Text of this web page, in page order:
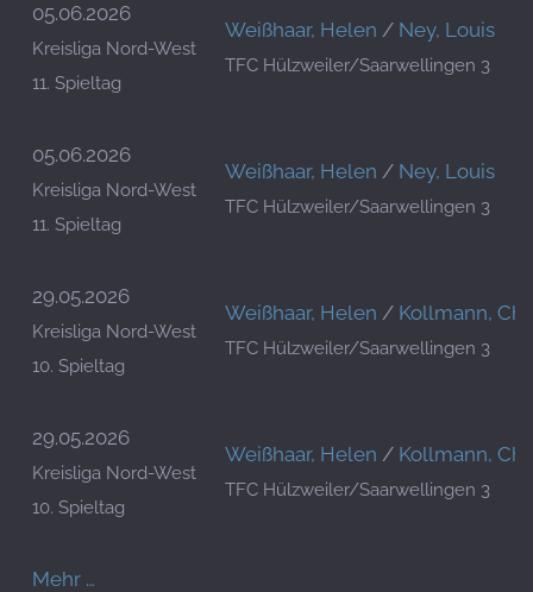
05.06.2026
Kreisliga Nord-West
11. Spieltag
Weißhaar, Helen / Ney, Louis
TFC Hülzweiler/Saarwellingen 3
05.06.2026
Kreisliga Nord-West
11. Spieltag
Weißhaar, Helen / Ney, Louis
TFC Hülzweiler/Saarwellingen 3
29.05.2026
Kreisliga Nord-West
10. Spieltag
Weißhaar, Helen / Kollmann,
TFC Hülzweiler/Saarwellingen 3
29.05.2026
Kreisliga Nord-West
10. Spieltag
Weißhaar, Helen / Kollmann,
TFC Hülzweiler/Saarwellingen 3
Mehr …